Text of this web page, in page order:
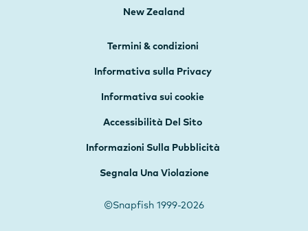
New Zealand
Termini & condizioni
Informativa sulla Privacy
Informativa sui cookie
Accessibilità Del Sito
Informazioni Sulla Pubblicità
Segnala Una Violazione
©Snapfish 1999-2026